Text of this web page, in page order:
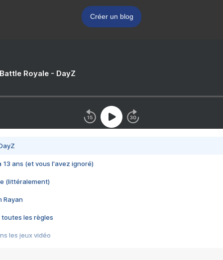
Créer un blog
Royale - DayZ
13 ans (et vous l'avez ignoré)
(littéralement)
Rayan
toutes les règles
les jeux vidéo